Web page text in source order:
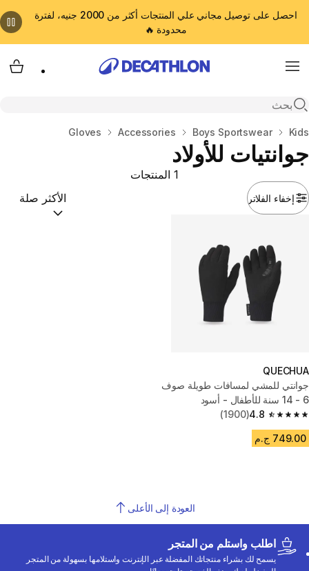
احصل على توصيل مجاني علي المنتجات أكثر من 2000 جنيه، لفترة
محدودة 🔥
Menu
Open search
المنزل
Kids
Boys Sportswear
Accessories
Gloves
جوانتيات للأولاد
إخفاء الفلاتر
1 المنتجات
ترتيب حسب:
QUECHUA
جوانتي للمشي لمسافات طويلة صوف
6 - 14 سنة للأطفال - أسود
4.8
4.8 out of 5 stars from 1900 reviews
(1900)
749.00 ج.م
العودة إلى الأعلى
اطلب واستلم من المتجر
يسمح لك بشراء منتجاتك المفضلة عبر الإنترنت واستلامها بسهولة من المتجر